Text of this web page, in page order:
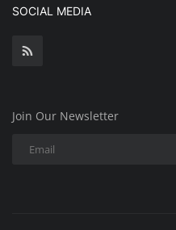
SOCIAL MEDIA
Join Our Newsletter